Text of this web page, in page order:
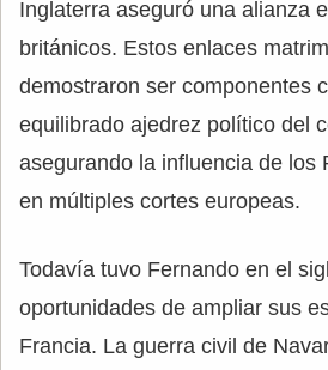
Inglaterra aseguró una alianza
británicos. Estos enlaces
demostraron ser componentes
equilibrado ajedrez político del
asegurando la influencia de los
en múltiples cortes europeas.
Todavía tuvo Fernando en el
oportunidades de ampliar sus
Francia. La guerra civil de